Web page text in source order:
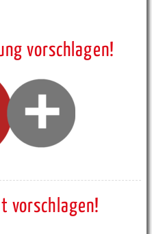
vorschlagen!
vorschlagen!